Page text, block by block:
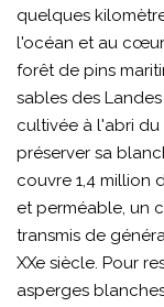
quelques
l'océan et au
forêt de pins
sables des
cultivée à l'abri
préserver sa
couvre 1,4 million
et perméable, un
transmis de
XXe siècle. Pour
asperges